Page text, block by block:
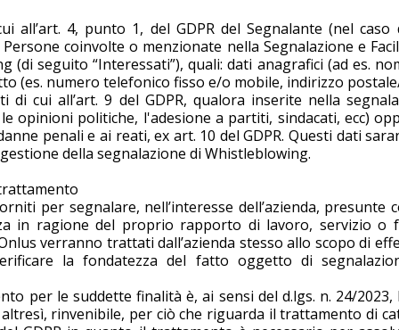
all’art. 4, punto 1, del GDPR del Segnalante (nel caso
coinvolte o menzionate nella Segnalazione e
(di seguito “Interessati”), quali: dati anagrafici (ad es.
(es. numero telefonico fisso e/o mobile, indirizzo
di cui all’art. 9 del GDPR, qualora inserite nella
opinioni politiche, l'adesione a partiti, sindacati, ecc)
penali e ai reati, ex art. 10 del GDPR. Questi dati
della segnalazione di Whistleblowing.
per segnalare, nell’interesse dell’azienda, presunte
in ragione del proprio rapporto di lavoro, servizio o
verranno trattati dall’azienda stesso allo scopo di
la fondatezza del fatto oggetto di
per le suddette finalità è, ai sensi del d.lgs. n. 24/2023,
altresì, rinvenibile, per ciò che riguarda il trattamento di